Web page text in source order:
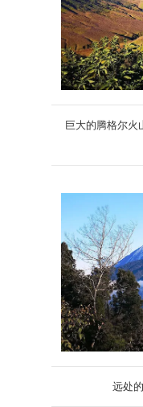
巨大的腾格尔火
远处